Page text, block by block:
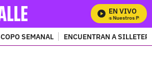
EN VIVO
Mira Todos Nuestros
SEMANAL ENCUENTRAN A